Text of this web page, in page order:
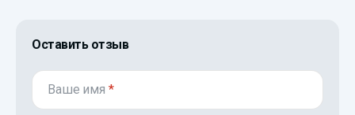
Оставить отзыв
Ваше имя *